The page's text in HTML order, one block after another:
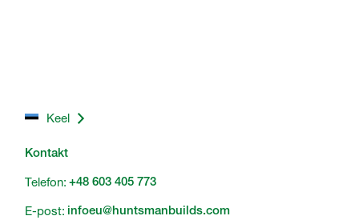
Keel
Kontakt
Telefon: +48 603 405 773
E-post: infoeu@huntsmanbuilds.com